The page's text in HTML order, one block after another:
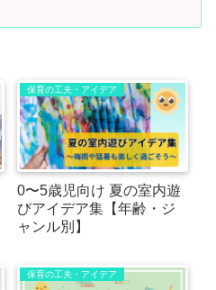
保育の工夫・アイデア
0〜5歳児向け 夏の室内遊
びアイデア集【年齢・ジ
ャンル別】
保育の工夫・アイデア